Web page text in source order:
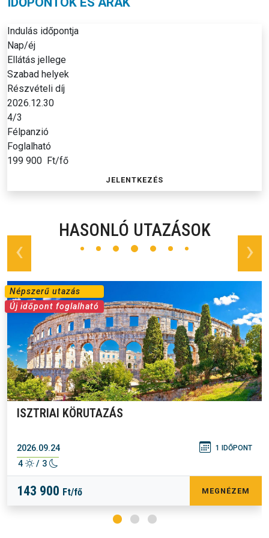
Indulás időpontja
Nap/éj
Ellátás jellege
Szabad helyek
Részvételi díj
2026.12.30
4/3
Félpanzió
Foglalható
199 900 Ft/fő
JELENTKEZÉS
HASONLÓ UTAZÁSOK
Népszerű utazás
Új időpont foglalható
ISZTRIAI KÖRUTAZÁS
2026.09.24 1 IDŐPONT
4 / 3
143 900 Ft/fő MEGNÉZEM